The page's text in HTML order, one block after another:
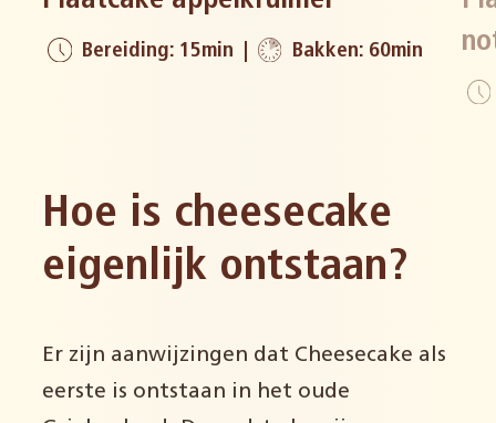
Bereiding: 15min Bakken: 60min
Hoe is cheesecake
eigenlijk ontstaan?
Er zijn aanwijzingen dat Cheesecake als
eerste is ontstaan in het oude